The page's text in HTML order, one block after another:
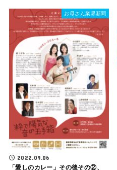
お母さん業界新聞
2022.09.06
「愛しのカレー」その後その②、